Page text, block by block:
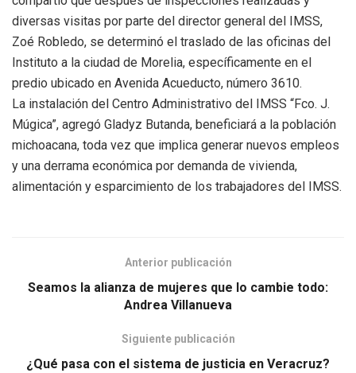
diversas visitas por parte del director general del IMSS,
Zoé Robledo, se determinó el traslado de las oficinas del
Instituto a la ciudad de Morelia, específicamente en el
predio ubicado en Avenida Acueducto, número 3610.
La instalación del Centro Administrativo del IMSS “Fco. J.
Múgica”, agregó Gladyz Butanda, beneficiará a la población
michoacana, toda vez que implica generar nuevos empleos
y una derrama económica por demanda de vivienda,
alimentación y esparcimiento de los trabajadores del IMSS.
Anterior publicación
Seamos la alianza de mujeres que lo cambie todo:
Andrea Villanueva
Siguiente publicación
¿Qué pasa con el sistema de justicia en Veracruz?